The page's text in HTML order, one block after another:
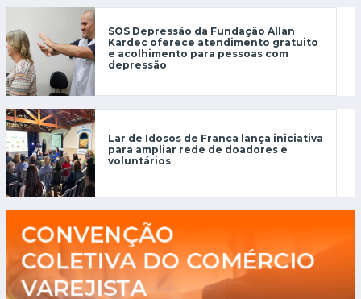
SOS Depressão da Fundação Allan
Kardec oferece atendimento gratuito
e acolhimento para pessoas com
depressão
Lar de Idosos de Franca lança iniciativa
para ampliar rede de doadores e
voluntários